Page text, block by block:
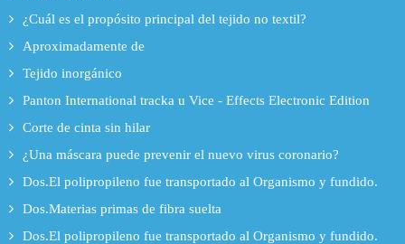
¿Cuál es el propósito principal del tejido no textil?
Aproximadamente de
Tejido inorgánico
Panton International tracka u Vice - Effects Electronic Edition
Corte de cinta sin hilar
¿Una máscara puede prevenir el nuevo virus coronario?
Dos.El polipropileno fue transportado al Organismo y fundido.
Dos.Materias primas de fibra suelta
Dos.El polipropileno fue transportado al Organismo y fundido.